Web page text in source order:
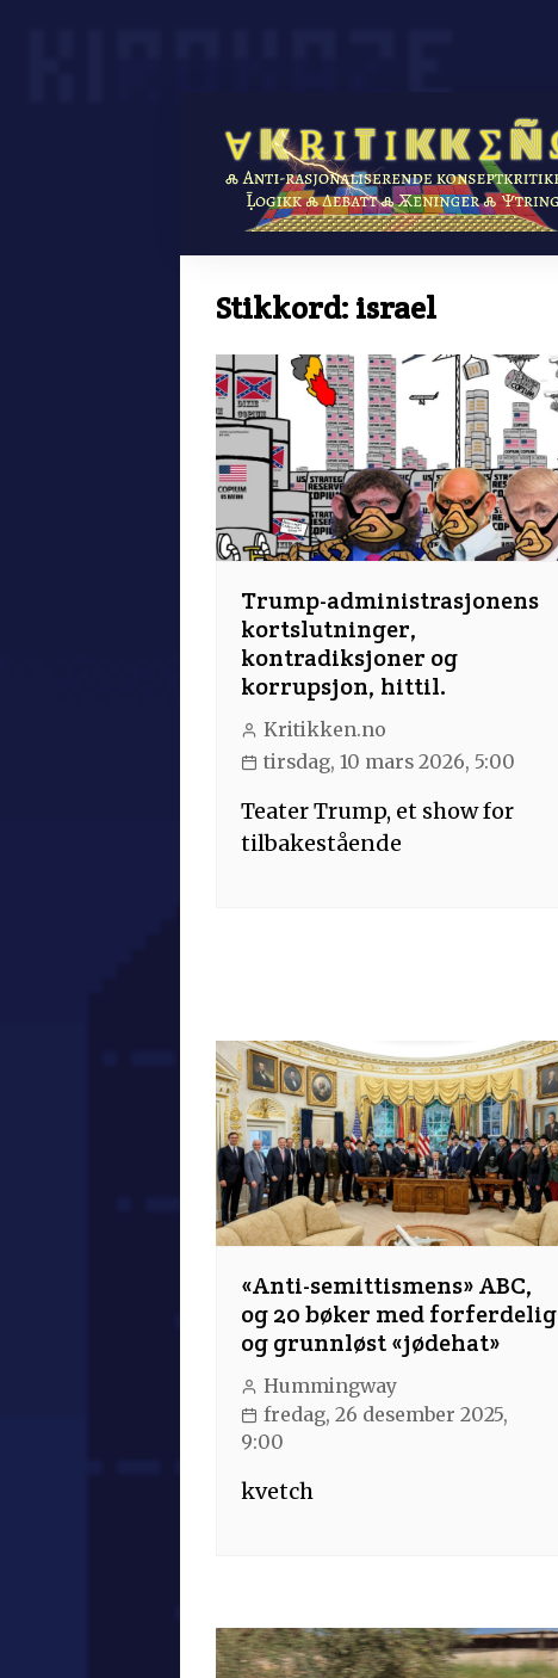
Stikkord: israel
Trump-administrasjonens
kortslutninger,
kontradiksjoner og
korrupsjon, hittil.
Kritikken.no
tirsdag, 10 mars 2026, 5:00
Teater Trump, et show for
tilbakestående
«Anti-semittismens» ABC,
og 20 bøker med forferdelig
og grunnløst «jødehat»
Hummingway
fredag, 26 desember 2025,
9:00
kvetch